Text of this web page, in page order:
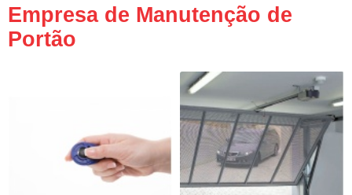
Empresa de Manutenção de
Portão